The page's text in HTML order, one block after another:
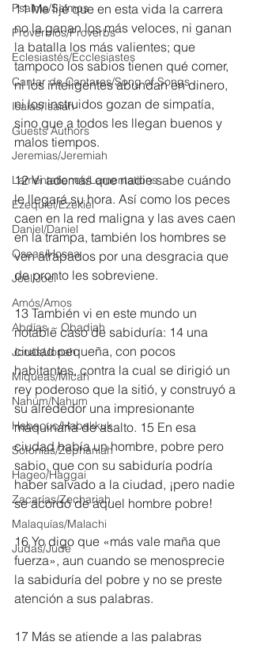
Psalms/Salmos
Proverbios/Proverbs
Eclesiastés/Ecclesiastes
Cantar de Cantares/Song of Songs
Isaías/Isaiah
Guests Authors
Jeremias/Jeremiah
Lamentationes/Lamentations
Ezequiel/Ezekiel
Daniel/Daniel
Oseas/Hosea
Joel/Joel
Amós/Amos
Abdías ~ Obadiah
Jonás/Jonah
Miqueas/Micah
Nahúm/Nahum
Habacuc/Habakkuk
Sofonías/Zephaniah
Hageo/Haggai
Zacarías/Zechariah
Malaquías/Malachi
Judas/Jude
11 Me fijé que en esta vida la carrera
no la ganan los más veloces, ni ganan
la batalla los más valientes; que
tampoco los sabios tienen qué comer,
ni los inteligentes abundan en dinero,
ni los instruidos gozan de simpatía,
sino que a todos les llegan buenos y
malos tiempos.
12 Vi además que nadie sabe cuándo
le llegará su hora. Así como los peces
caen en la red maligna y las aves caen
en la trampa, también los hombres se
ven atrapados por una desgracia que
de pronto les sobreviene.
13 También vi en este mundo un
notable caso de sabiduría: 14 una
ciudad pequeña, con pocos
habitantes, contra la cual se dirigió un
rey poderoso que la sitió, y construyó a
su alrededor una impresionante
maquinaria de asalto. 15 En esa
ciudad había un hombre, pobre pero
sabio, que con su sabiduría podría
haber salvado a la ciudad, ¡pero nadie
se acordó de aquel hombre pobre!
16 Yo digo que «más vale maña que
fuerza», aun cuando se menosprecie
la sabiduría del pobre y no se preste
atención a sus palabras.
17 Más se atiende a las palabras